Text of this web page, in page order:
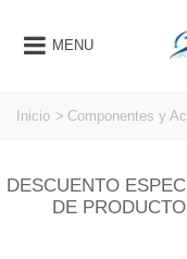
MENU
Inicio > Componentes y
DESCUENTO
DE